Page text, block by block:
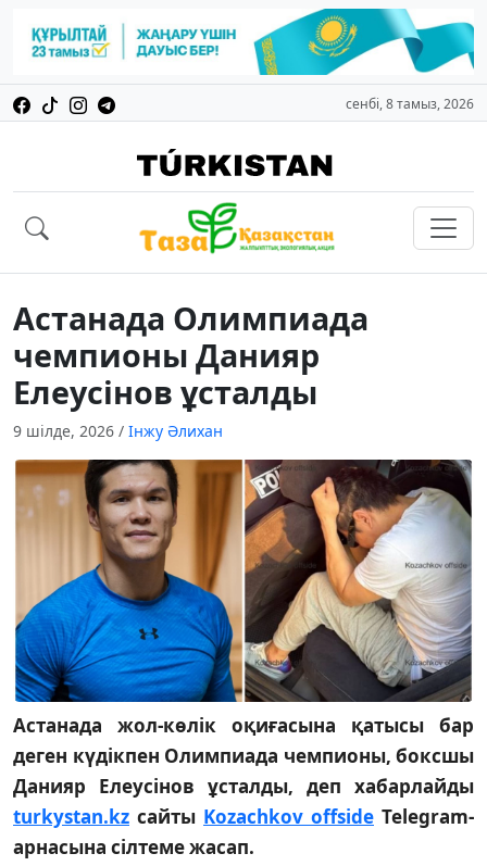
сенбі, 8 тамыз, 2026
Астанада Олимпиада
чемпионы Данияр
Елеусінов ұсталды
9 шілде, 2026 / Інжу Әлихан
Астанада жол-көлік оқиғасына қатысы бар
деген күдікпен Олимпиада чемпионы, боксшы
Данияр Елеусінов ұсталды, деп хабарлайды
turkystan.kz сайты Kozachkov offside Telegram-
арнасына сілтеме жасап.